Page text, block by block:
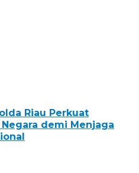
Riau Perkuat
demi Menjaga